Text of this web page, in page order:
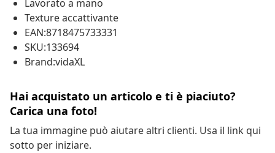
Lavorato a mano
Texture accattivante
EAN:8718475733331
SKU:133694
Brand:vidaXL
Hai acquistato un articolo e ti è piaciuto?
Carica una foto!
La tua immagine può aiutare altri clienti. Usa il link qui
sotto per iniziare.